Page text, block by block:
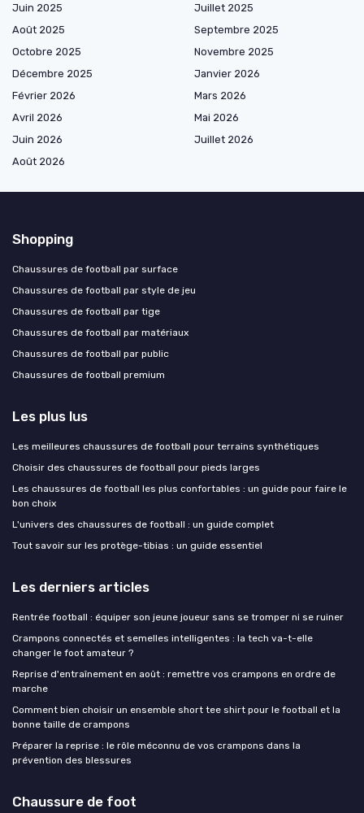
Juin 2025
Juillet 2025
Août 2025
Septembre 2025
Octobre 2025
Novembre 2025
Décembre 2025
Janvier 2026
Février 2026
Mars 2026
Avril 2026
Mai 2026
Juin 2026
Juillet 2026
Août 2026
Shopping
Chaussures de football par surface
Chaussures de football par style de jeu
Chaussures de football par tige
Chaussures de football par matériaux
Chaussures de football par public
Chaussures de football premium
Les plus lus
Les meilleures chaussures de football pour terrains synthétiques
Choisir des chaussures de football pour pieds larges
Les chaussures de football les plus confortables : un guide pour faire le
bon choix
L'univers des chaussures de football : un guide complet
Tout savoir sur les protège-tibias : un guide essentiel
Les derniers articles
Rentrée football : équiper son jeune joueur sans se tromper ni se ruiner
Crampons connectés et semelles intelligentes : la tech va-t-elle
changer le foot amateur ?
Reprise d'entraînement en août : remettre vos crampons en ordre de
marche
Comment bien choisir un ensemble short tee shirt pour le football et la
bonne taille de crampons
Préparer la reprise : le rôle méconnu de vos crampons dans la
prévention des blessures
Chaussure de foot